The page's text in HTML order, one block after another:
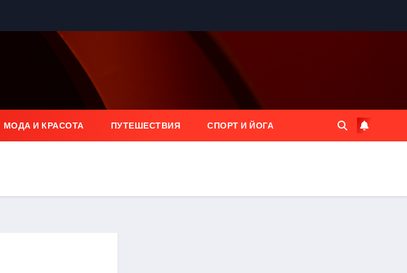
МОДА И КРАСОТА ПУТЕШЕСТВИЯ СПОРТ И ЙОГА